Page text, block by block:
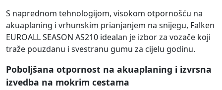
S naprednom tehnologijom, visokom otpornošću na
akuaplaning i vrhunskim prianjanjem na snijegu, Falken
EUROALL SEASON AS210 idealan je izbor za vozače koji
traže pouzdanu i svestranu gumu za cijelu godinu.
Poboljšana otpornost na akuaplaning i izvrsna
izvedba na mokrim cestama